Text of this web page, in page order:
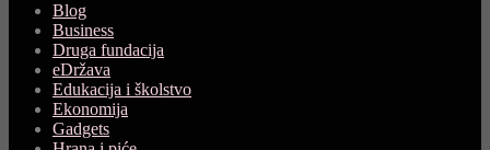
Blog
Business
Druga fundacija
eDržava
Edukacija i školstvo
Ekonomija
Gadgets